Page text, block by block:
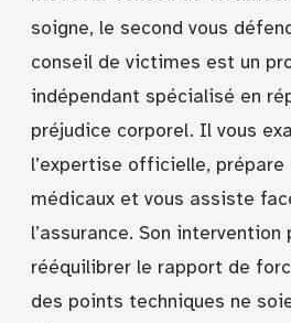
soigne, le second vous
conseil de victimes est un
indépendant spécialisé en
préjudice corporel. Il vous
l’expertise officielle, prépare
médicaux et vous assiste
l’assurance. Son intervention
rééquilibrer le rapport de
des points techniques ne